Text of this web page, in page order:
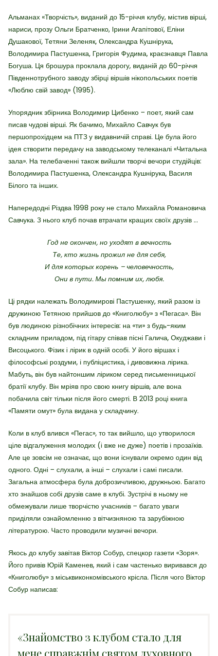
Альманах «Творчість», виданий до 15-річчя клубу, містив вірші,
нариси, прозу Ольги Братченко, Ірини Агапітової, Еліни
Душакової, Тетяни Зеленяк, Олександра Кушнірука,
Володимира Пастушенка, Григорія Фудима, краєзнавця Павла
Богуша. Ця брошура проклала дорогу, виданій до 60-річчя
Південнотрубного заводу збірці віршів нікопольських поетів
«Люблю свій завод» (1995).
Упорядник збірника Володимир Цибенко – поет, який сам
писав чудові вірші. Як бачимо, Михайло Савчук був
першопрохідцем на ПТЗ у видавничій справі. Це була його
ідея створити передачу на заводському телеканалі «Читальна
зала». На телебаченні також вийшли творчі вечори студійців:
Володимира Пастушенка, Олександра Кушнірука, Василя
Білого та інших.
Напередодні Різдва 1998 року не стало Михайла Романовича
Савчука. З нього клуб почав втрачати кращих своїх друзів …
Год не окончен, но уходят в вечность
Те, кто жизнь прожил не для себя,
И для которых корень – человечность,
Они в пути. Мы помним их, любя.
Ці рядки належать Володимирові Пастушенку, який разом із
дружиною Тетяною прийшов до «Книголюбу» з «Пегаса». Він
був людиною різнобічних інтересів: на «ти» з будь-яким
складним приладом, під гітару співав пісні Галича, Окуджави і
Висоцького. Фізик і лірик в одній особі. У його віршах і
філософські роздуми, і публіцистика, і дивовижна лірика.
Мабуть, він був найтоншим ліриком серед письменницької
братії клубу. Він мріяв про свою книгу віршів, але вона
побачила світ тільки після його смерті. В 2013 році книга
«Памяти омут» була видана у складчину.
Коли в клуб влився «Пегас», то так вийшло, що утворилося
ціле відгалуження молодих (і вже не дуже) поетів і прозаїків.
Але це зовсім не означає, що вони існували окремо один від
одного. Одні – слухали, а інші – слухали і самі писали.
Загальна атмосфера була доброзичливою, дружньою. Багато
хто знайшов собі друзів саме в клубі. Зустрічі в ньому не
обмежували лише творчістю учасників – багато уваги
приділяли ознайомленню з вітчизняною та зарубіжною
літературою. Часто проводили музичні вечори.
Якось до клубу завітав Віктор Собур, спецкор газети «Зоря».
Його привів Юрій Каменев, який і сам частенько виривався до
«Книголюбу» з міськвиконкомівського крісла. Після чого Віктор
Собур написав:
«Знайомство з клубом стало для
мене справжнім святом духовного